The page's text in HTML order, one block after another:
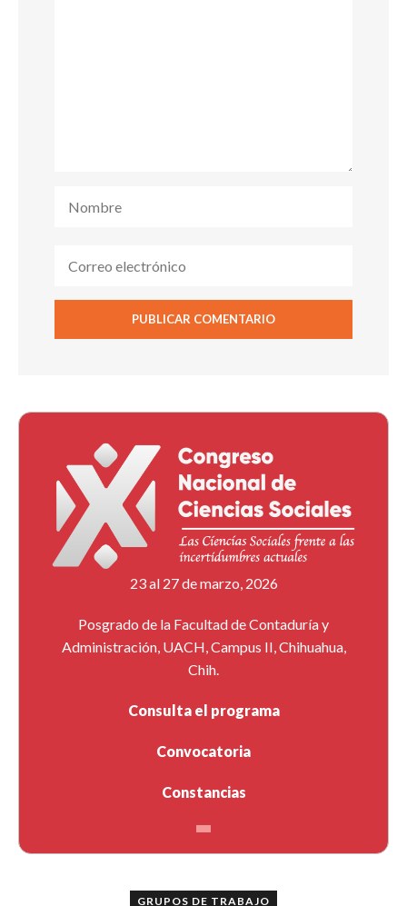
23 al 27 de marzo, 2026
Posgrado de la Facultad de Contaduría y
Administración, UACH, Campus II, Chihuahua,
Chih.
Consulta el programa
Convocatoria
Constancias
GRUPOS DE TRABAJO